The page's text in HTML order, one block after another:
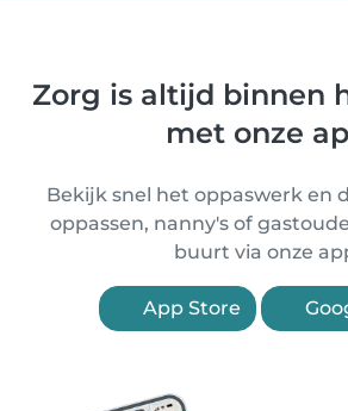
Zorg is altijd binnen
met onze
Bekijk snel het oppaswerk en
oppassen, nanny's of
buurt via onze
App Store